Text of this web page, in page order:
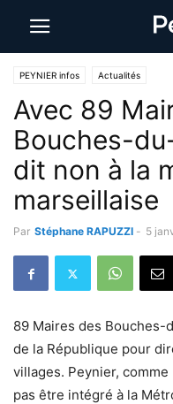
PEYNIER infos Actualités
Avec 89
Bouches-
dit non à la
marseillaise
Par Stéphane RAPUZZI - 5
89 Maires des
de la République pour
villages. Peynier,
pas être intégré à la